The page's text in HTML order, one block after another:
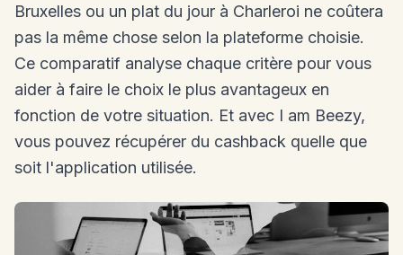
Bruxelles ou un plat du jour à Charleroi ne coûtera
pas la même chose selon la plateforme choisie.
Ce comparatif analyse chaque critère pour vous
aider à faire le choix le plus avantageux en
fonction de votre situation. Et avec I am Beezy,
vous pouvez récupérer du cashback quelle que
soit l'application utilisée.